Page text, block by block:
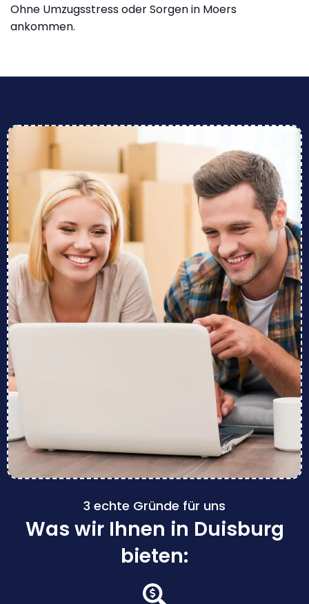
Ohne Umzugsstress oder Sorgen in Moers
ankommen.
3 echte Gründe für uns
Was wir Ihnen in Duisburg
bieten: